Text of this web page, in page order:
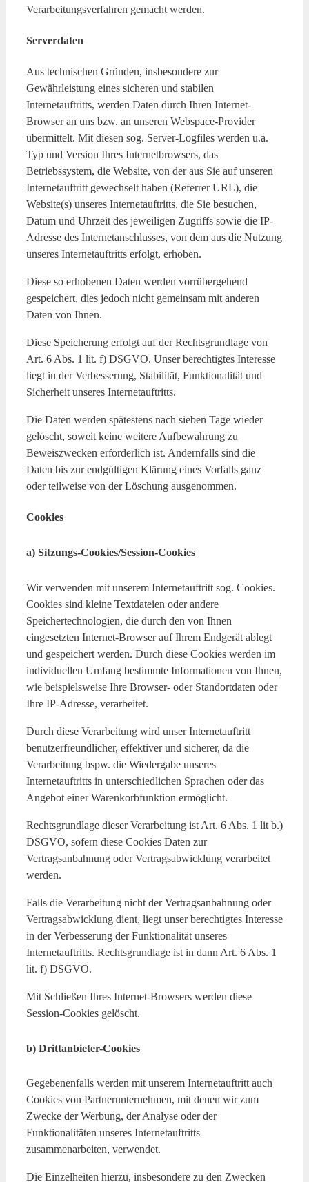
Verarbeitungsverfahren gemacht werden.
Serverdaten
Aus technischen Gründen, insbesondere zur
Gewährleistung eines sicheren und stabilen
Internetauftritts, werden Daten durch Ihren Internet-
Browser an uns bzw. an unseren Webspace-Provider
übermittelt. Mit diesen sog. Server-Logfiles werden u.a.
Typ und Version Ihres Internetbrowsers, das
Betriebssystem, die Website, von der aus Sie auf unseren
Internetauftritt gewechselt haben (Referrer URL), die
Website(s) unseres Internetauftritts, die Sie besuchen,
Datum und Uhrzeit des jeweiligen Zugriffs sowie die IP-
Adresse des Internetanschlusses, von dem aus die Nutzung
unseres Internetauftritts erfolgt, erhoben.
Diese so erhobenen Daten werden vorrübergehend
gespeichert, dies jedoch nicht gemeinsam mit anderen
Daten von Ihnen.
Diese Speicherung erfolgt auf der Rechtsgrundlage von
Art. 6 Abs. 1 lit. f) DSGVO. Unser berechtigtes Interesse
liegt in der Verbesserung, Stabilität, Funktionalität und
Sicherheit unseres Internetauftritts.
Die Daten werden spätestens nach sieben Tage wieder
gelöscht, soweit keine weitere Aufbewahrung zu
Beweiszwecken erforderlich ist. Andernfalls sind die
Daten bis zur endgültigen Klärung eines Vorfalls ganz
oder teilweise von der Löschung ausgenommen.
Cookies
a) Sitzungs-Cookies/Session-Cookies
Wir verwenden mit unserem Internetauftritt sog. Cookies.
Cookies sind kleine Textdateien oder andere
Speichertechnologien, die durch den von Ihnen
eingesetzten Internet-Browser auf Ihrem Endgerät ablegt
und gespeichert werden. Durch diese Cookies werden im
individuellen Umfang bestimmte Informationen von Ihnen,
wie beispielsweise Ihre Browser- oder Standortdaten oder
Ihre IP-Adresse, verarbeitet.
Durch diese Verarbeitung wird unser Internetauftritt
benutzerfreundlicher, effektiver und sicherer, da die
Verarbeitung bspw. die Wiedergabe unseres
Internetauftritts in unterschiedlichen Sprachen oder das
Angebot einer Warenkorbfunktion ermöglicht.
Rechtsgrundlage dieser Verarbeitung ist Art. 6 Abs. 1 lit b.)
DSGVO, sofern diese Cookies Daten zur
Vertragsanbahnung oder Vertragsabwicklung verarbeitet
werden.
Falls die Verarbeitung nicht der Vertragsanbahnung oder
Vertragsabwicklung dient, liegt unser berechtigtes Interesse
in der Verbesserung der Funktionalität unseres
Internetauftritts. Rechtsgrundlage ist in dann Art. 6 Abs. 1
lit. f) DSGVO.
Mit Schließen Ihres Internet-Browsers werden diese
Session-Cookies gelöscht.
b) Drittanbieter-Cookies
Gegebenenfalls werden mit unserem Internetauftritt auch
Cookies von Partnerunternehmen, mit denen wir zum
Zwecke der Werbung, der Analyse oder der
Funktionalitäten unseres Internetauftritts
zusammenarbeiten, verwendet.
Die Einzelheiten hierzu, insbesondere zu den Zwecken